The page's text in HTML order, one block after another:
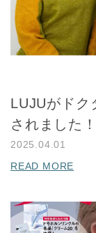
LUJUがドク
されました！
2025.04.01
READ MORE